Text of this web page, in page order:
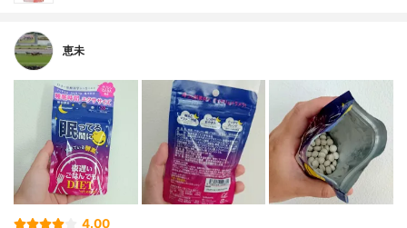
恵未
4.00